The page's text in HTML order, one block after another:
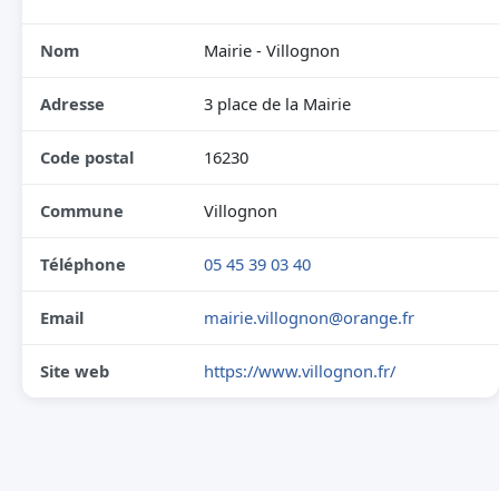
Nom Mairie - Villognon
Adresse 3 place de la Mairie
Code postal 16230
Commune Villognon
Téléphone 05 45 39 03 40
Email mairie.villognon@orange.fr
Site web https://www.villognon.fr/